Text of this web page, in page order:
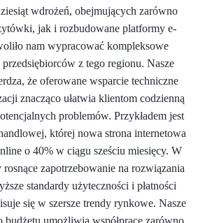
wdrożeń, obejmujących zarówno
jak i rozbudowane platformy e-
nam wypracować kompleksowe
z tego regionu. Nasze
że oferowane wsparcie techniczne
znacząco ułatwia klientom codzienną
problemów. Przykładem jest
której nowa strona internetowa
o 40% w ciągu sześciu miesięcy. W
zapotrzebowanie na rozwiązania
standardy użyteczności i płatności
się w szersze trendy rynkowe. Nasze
budżetu umożliwia współpracę zarówno